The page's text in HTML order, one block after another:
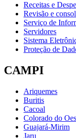
Receitas e
Revisão e
Serviço de
Servidores
Sistema
Proteção de
CAMPI
Ariquemes
Buritis
Cacoal
Colorado do
Guajará-Mirim
Jaru